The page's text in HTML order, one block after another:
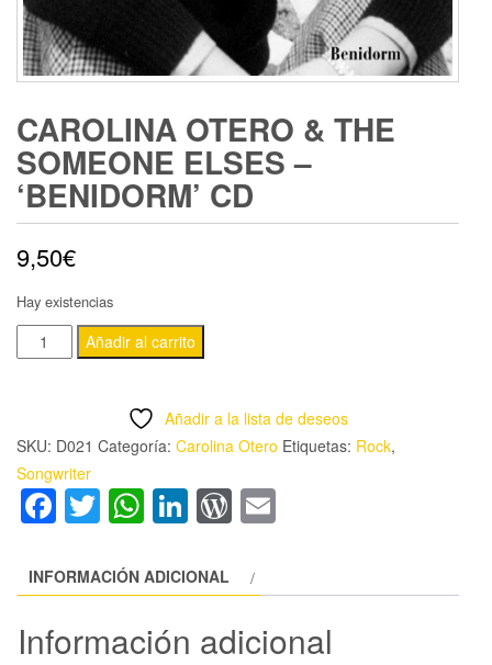
CAROLINA OTERO & THE
SOMEONE ELSES –
‘BENIDORM’ CD
9,50€
Hay existencias
CAROLINA
OTERO
SOMEONE
ELSES
'BENIDORM'
cantidad
Añadir al carrito
Añadir a la lista de deseos
SKU: D021 Categoría: Carolina Otero Etiquetas: Rock,
Songwriter
Facebook
Twitter
WhatsApp
LinkedIn
WordPress
INFORMACIÓN ADICIONAL
Información adicional